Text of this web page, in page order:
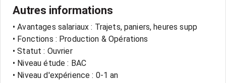
Autres informations
• Avantages salariaux : Trajets, paniers, heures supp
• Fonctions : Production & Opérations
• Statut : Ouvrier
• Niveau étude : BAC
• Niveau d'expérience : 0-1 an